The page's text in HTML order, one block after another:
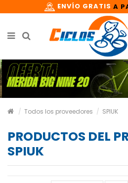
ENVÍO GRATIS A
Todos los proveedores SPIUK
PRODUCTOS DEL
SPIUK